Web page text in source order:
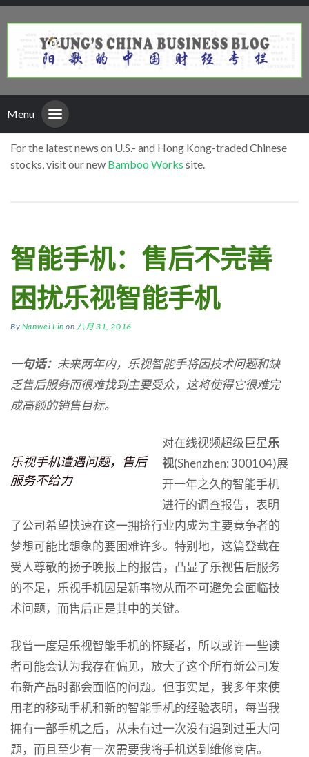
Menu
For the latest news on U.S.- and Hong Kong-traded Chinese
stocks, visit our new Bamboo Works site.
智能手机：售后不完善
困扰乐视智能手机
By Nanwei Lin on 八月 31, 2016
一句话： 未来两年内，乐视智能手将因技术问题和缺
乏售后服务而很难找到主要受众，这将使得它很难完
成高额的销售目标。
乐视手机遭遇问题，售后
服务不给力
对在线视频超级巨星乐
视(Shenzhen: 300104)展
开一年之久的智能手机
进行的调查报告，表明
了公司希望快速在这一拥挤行业内成为主要竞争者的
梦想可能比想象的要困难许多。特别地，这篇登载在
受人尊敬的扬子晚报上的报告，凸显了乐视售后服务
的不足，乐视手机因是新事物从而不可避免会面临技
术问题，而售后正是其中的关键。
我曾一度是乐视智能手机的怀疑者，所以或许一些读
者可能会认为我存在偏见，放大了这个所有新公司发
布新产品时都会面临的问题。但事实是，我多年来使
用老的移动手机和新的智能手机的经验表明，每当我
拥有一部手机之后，从未有过一次没有遇到过重大问
题，而且至少有一次需要我将手机送到维修商店。